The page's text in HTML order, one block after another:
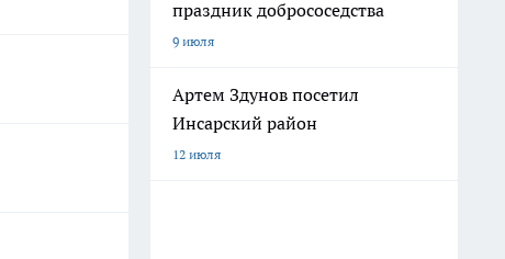
праздник добрососедства
9 июля
Артем Здунов посетил
Инсарский район
12 июля